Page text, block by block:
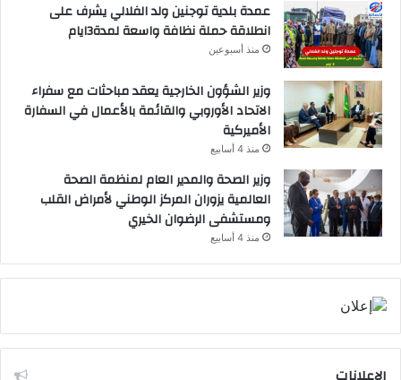
عمدة بلدية توجنين ولد الفلالي يشرف على
انطلاقة حملة نظافة واسعة لمدة3ايام
منذ أسبوعين
وزير الشؤون الخارجية يعقد مباحثات مع سفراء
الاتحاد الأوروبي والقائمة بالأعمال في السفارة
الأميركية
منذ 4 أسابيع
وزير الصحة والمدير العام لمنظمة الصحة
العالمية يزوران المركز الوطني لأمراض القلب
ومستشفى الرضوان الخيري
منذ 4 أسابيع